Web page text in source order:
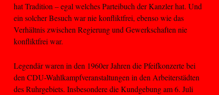
hat Tradition – egal welches Parteibuch der Kanzler hat. Und
ein solcher Besuch war nie konfliktfrei, ebenso wie das
Verhältnis zwischen Regierung und Gewerkschaften nie
konfliktfrei war.
Legendär waren in den 1960er Jahren die Pfeifkonzerte bei
den CDU-Wahlkampfveranstaltungen in den Arbeiterstädten
des Ruhrgebiets. Insbesondere die Kundgebung am 6. Juli